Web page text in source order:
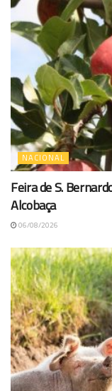
NACIONAL
Feira de S.
Alcobaça
06/08/2026